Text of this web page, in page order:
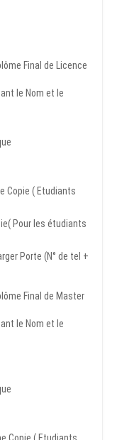
Final de Licence
le Nom et le
Copie ( Etudiants
Pour les étudiants
Porte (N° de tel +
Final de Master
le Nom et le
Copie ( Etudiants